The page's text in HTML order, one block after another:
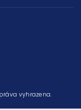
vyhrazena.